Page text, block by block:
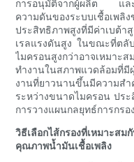
การอนุมัติจากผู้ผลิต และ
ความดันของระบบเชื้อ
ประสิทธิภาพสูงที่มีค่าเบต้า
เรลแรงดันสูง ในขณะที่ตลั
ไมครอนสูงกว่าอาจเหมาะ
ทำงานในสภาพแวดล้อมที่
งานที่ยาวนานขึ้นมีความส
ระหว่างขนาดไมครอน ปร
การวางแผนกลยุทธ์การกร
วิธีเลือกไส้กรองที่เหมาะ
คุณภาพน้ำมันเชื้อเพลิง